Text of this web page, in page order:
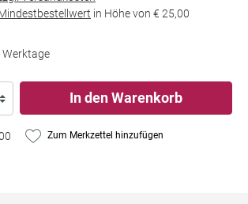
in Höhe von € 25,00
Werktage
In den Warenkorb
Zum Merkzettel hinzufügen